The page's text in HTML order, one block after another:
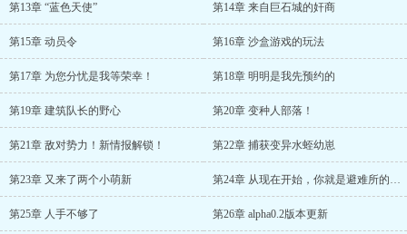
第13章 “蓝色天使” 第14章 来自巨石城的奸商
第15章 动员令 第16章 沙盒游戏的玩法
第17章 为您分忧是我等荣幸！ 第18章 明明是我先预约的
第19章 建筑队长的野心 第20章 变种人部落！
第21章 敌对势力！新情报解锁！ 第22章 捕获变异水蛭幼崽
第23章 又来了两个小萌新 第24章 从现在开始，你就是避难所的厨子了！
第25章 人手不够了 第26章 alpha0.2版本更新